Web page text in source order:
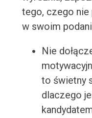
tego, czego
w swoim
Nie
to świetny
dlaczego